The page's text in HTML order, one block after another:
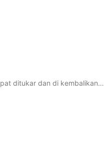
ditukar dan di kembalikan